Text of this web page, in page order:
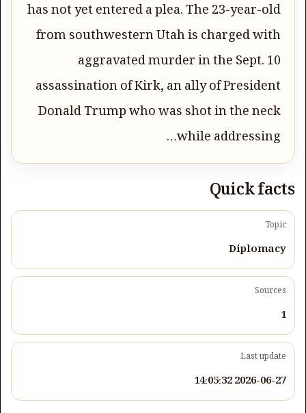
has not yet entered a plea. The 23-year-old
from southwestern Utah is charged with
aggravated murder in the Sept. 10
assassination of Kirk, an ally of President
Donald Trump who was shot in the neck
while addressing…
Quick facts
Topic
Diplomacy
Sources
1
Last update
2026-06-27 14:05:32